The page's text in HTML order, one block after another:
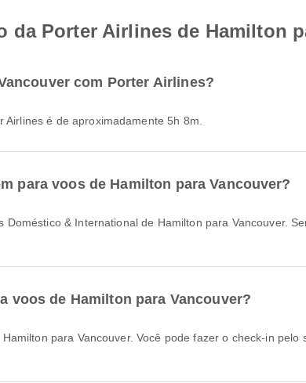
da Porter Airlines de Hamilton
com Porter Airlines?
Airlines é de aproximadamente 5h 8m.
para voos de Hamilton para Vancouver?
voos de Hamilton para Vancouver?